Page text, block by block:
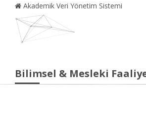
Akademik Veri Yönetim Sistemi
Bilimsel & Mesleki